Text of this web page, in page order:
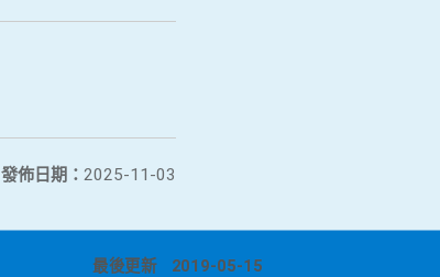
發佈日期： 2025-11-03
最後更新
2019-05-15